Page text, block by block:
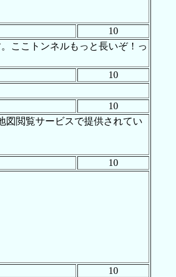
10
ここトンネルもっと長いぞ！っ
10
10
図閲覧サービスで提供されてい
10
10